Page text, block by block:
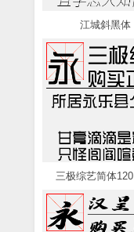
江城斜黑体
三极综艺简体